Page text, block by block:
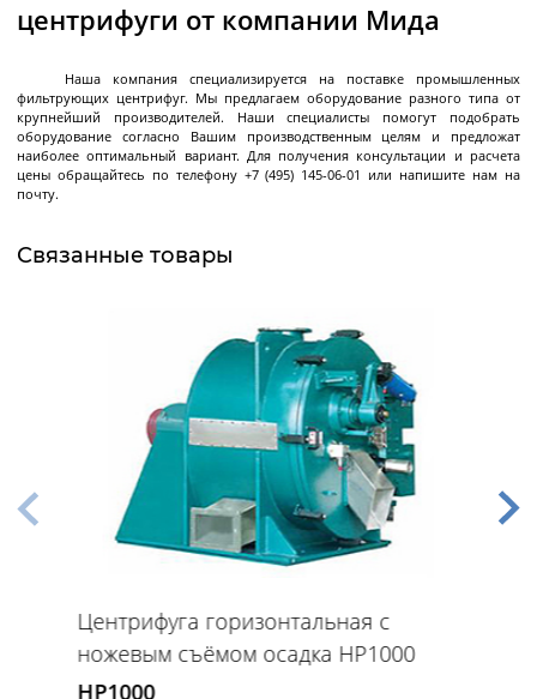
Декантерная центрифуга для осаждения
твёрдых частиц
Декантерные центрифуги во
взрывозащищенном исполнении
трех-фазных смесей
Ректификационное
оборудование
Ректификационные колонны периодического
действия
Лабораторные ректификационные колонны
центрифуги от компании Мида
Наша компания специализируется на поставке промышленных
фильтрующих центрифуг. Мы предлагаем оборудование разного типа от
крупнейший производителей. Наши специалисты помогут подобрать
оборудование согласно Вашим производственным целям и предложат
наиболее оптимальный вариант. Для получения консультации и расчета
цены обращайтесь по телефону +7 (495) 145-06-01 или напишите нам на
почту.
Связанные товары
Центрифуга горизонтальная с
ножевым съёмом осадка HP1000
HP1000